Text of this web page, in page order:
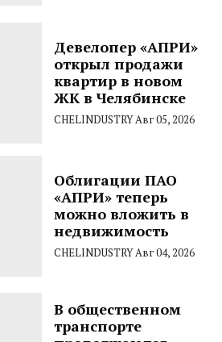
Девелопер «АПРИ»
открыл продажи
квартир в новом
ЖК в Челябинске
CHELINDUSTRYАвг 05, 2026
Облигации ПАО
«АПРИ» теперь
можно вложить в
недвижимость
CHELINDUSTRYАвг 04, 2026
В общественном
транспорте